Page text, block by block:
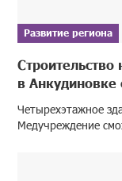
Развитие региона
в
Четырехэтажное
Медучреждение